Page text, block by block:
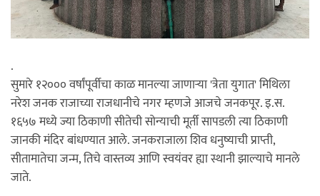
.
सुमारे १२००० वर्षांपूर्वीचा काळ मानल्या जाणाऱ्या 'त्रेता युगात' मिथिला
नरेश जनक राजाच्या राजधानीचे नगर म्हणजे आजचे जनकपूर. इ.स.
१६५७ मध्ये ज्या ठिकाणी सीतेची सोन्याची मूर्ती सापडली त्या ठिकाणी
जानकी मंदिर बांधण्यात आले. जनकराजाला शिव धनुष्याची प्राप्ती,
सीतामातेचा जन्म, तिचे वास्तव्य आणि स्वयंवर ह्या स्थानी झाल्याचे मानले
जाते.